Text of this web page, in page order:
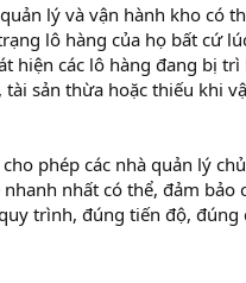
lý và vận hành kho có
lô hàng của họ bất cứ
hiện các lô hàng đang bị
sản thừa hoặc thiếu khi
phép các nhà quản lý
nhất có thể, đảm bảo
trình, đúng tiến độ, đúng